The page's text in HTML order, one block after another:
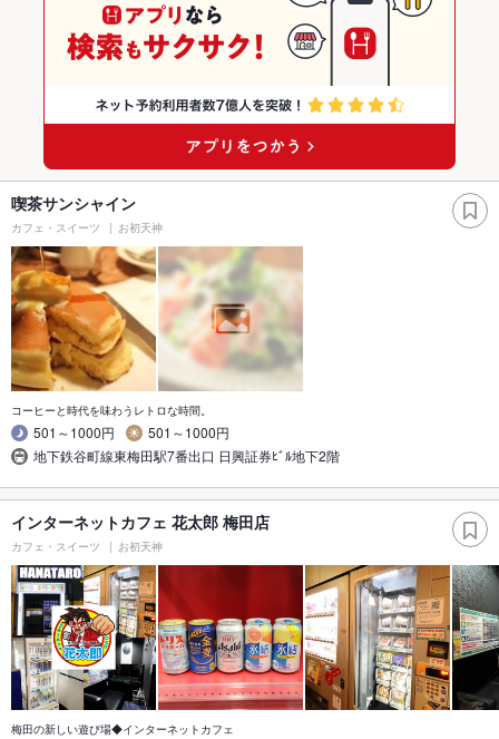
喫茶サンシャイン
カフェ・スイーツ お初天神
コーヒーと時代を味わうレトロな時間。
501～1000円
501～1000円
地下鉄谷町線東梅田駅7番出口 日興証券ﾋﾞﾙ地下2階
インターネットカフェ 花太郎 梅田店
カフェ・スイーツ お初天神
梅田の新しい遊び場◆インターネットカフェ